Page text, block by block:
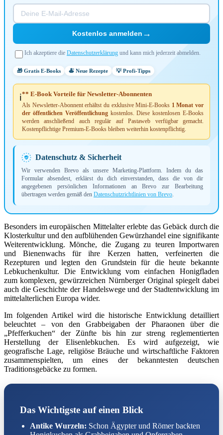
Kostenlos anmelden →
Ich akzeptiere die Datenschutzerklärung und kann mich jederzeit abmelden.
🎁 Gratis E-Books 🍝 Neue Rezepte 💡 Profi-Tipps
ℹ️** E-Book Vorteile für Newsletter-Abonnenten
Als Newsletter-Abonnent erhältst du exklusive Mini-E-Books 1 Monat vor
der öffentlichen Veröffentlichungkostenlos. Diese kostenlosen E-Books
werden anschließend auch regulär auf Pastaweb verfügbar gemacht.
Kostenpflichtige Premium-E-Books bleiben weiterhin kostenpflichtig.
Datenschutz & Sicherheit
Wir verwenden Brevo als unsere Marketing-Plattform. Indem du das
Formular absendest, erklärst du dich einverstanden, dass die von dir
angegebenen persönlichen Informationen an Brevo zur Bearbeitung
übertragen werden gemäß den Datenschutzrichtlinien von Brevo
Besonders im europäischen Mittelalter erlebte das Gebäck durch die
Klosterkultur und den aufblühenden Gewürzhandel eine signifikante
Weiterentwicklung. Mönche, die Zugang zu teuren Importwaren
und Bienenwachs für ihre Kerzen hatten, verfeinerten die
Rezepturen und legten den Grundstein für die heute bekannte
Lebkuchenkultur. Die Entwicklung vom einfachen Honigfladen
zum komplexen, gewürzreichen Nürnberger Original spiegelt dabei
auch die Geschichte der Handelswege und der Stadtentwicklung im
mittelalterlichen Europa wider.
Im folgenden Artikel wird die historische Entwicklung detailliert
beleuchtet – von den Grabbeigaben der Pharaonen über die
„Pfefferkuchen“ der Zünfte bis hin zur streng reglementierten
Herstellung der Elisenlebkuchen. Es wird aufgezeigt, wie
geografische Lage, religiöse Bräuche und wirtschaftliche Faktoren
zusammenspielten, um eines der bekanntesten deutschen
Traditionsgebäcke zu formen.
Das Wichtigste auf einen Blick
Antike Wurzeln: Schon Ägypter und Römer backten